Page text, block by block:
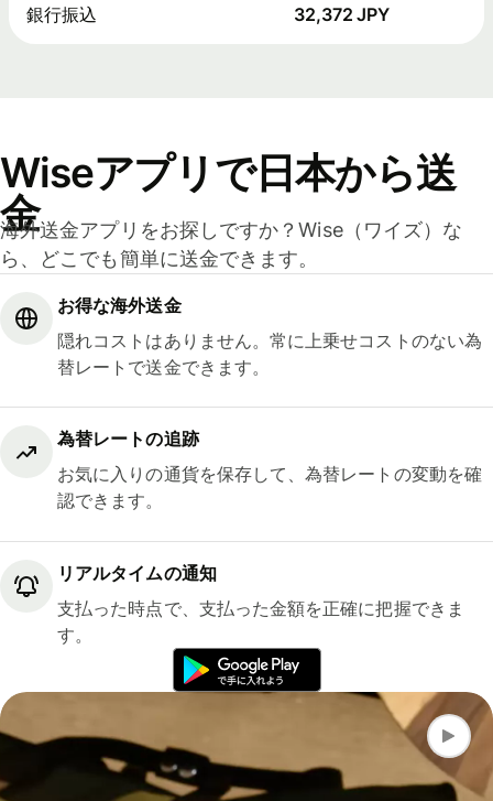
銀行振込 32,372 JPY
Wiseアプリで日本から送
金
海外送金アプリをお探しですか？Wise（ワイズ）な
ら、どこでも簡単に送金できます。
お得な海外送金
隠れコストはありません。常に上乗せコストのない為
替レートで送金できます。
為替レートの追跡
お気に入りの通貨を保存して、為替レートの変動を確
認できます。
リアルタイムの通知
支払った時点で、支払った金額を正確に把握できま
す。